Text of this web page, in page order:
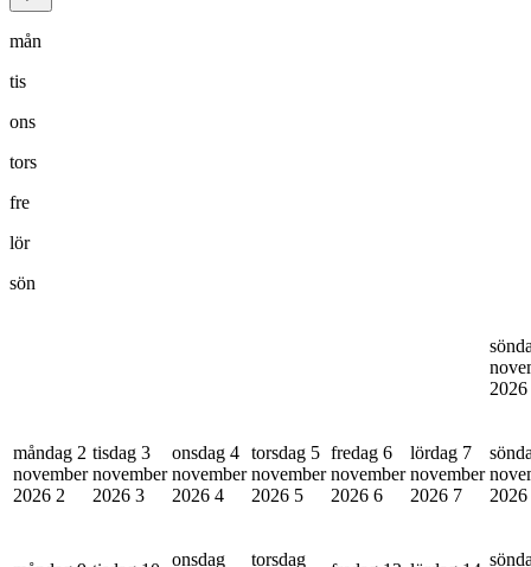
mån
tis
ons
tors
fre
lör
sön
2026
måndag 2
november
2026 2
tisdag 3
november
2026 3
onsdag 4
november
2026 4
torsdag 5
november
2026 5
fredag 6
november
2026 6
lördag 7
november
2026 7
2026
onsdag
torsdag